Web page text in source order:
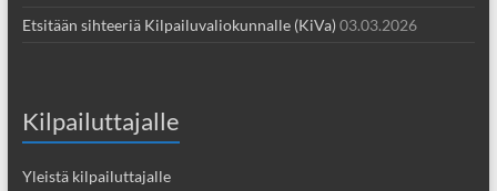
Etsitään sihteeriä Kilpailuvaliokunnalle (KiVa)03.03.2026
Kilpailuttajalle
Yleistä kilpailuttajalle